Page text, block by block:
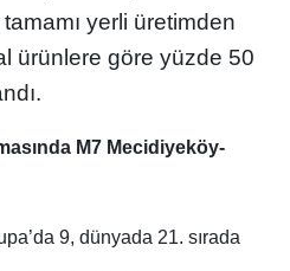
yerli üretimden
ürünlere göre yüzde 50
M7 Mecidiyeköy-
9, dünyada 21. sırada